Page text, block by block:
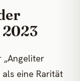
„Angeliter
eine Rarität